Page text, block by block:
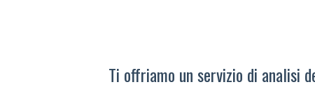
Ti offriamo un servizio di analisi